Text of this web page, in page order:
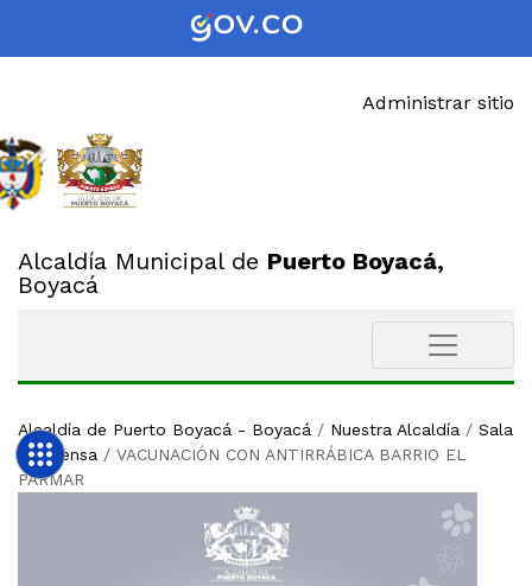
Administrar sitio
Alcaldía Municipal de Puerto Boyacá,
Boyacá
Alcaldía de Puerto Boyacá - Boyacá / Nuestra Alcaldía / Sala
de Prensa / VACUNACIÓN CON ANTIRRÁBICA BARRIO EL
PARMAR